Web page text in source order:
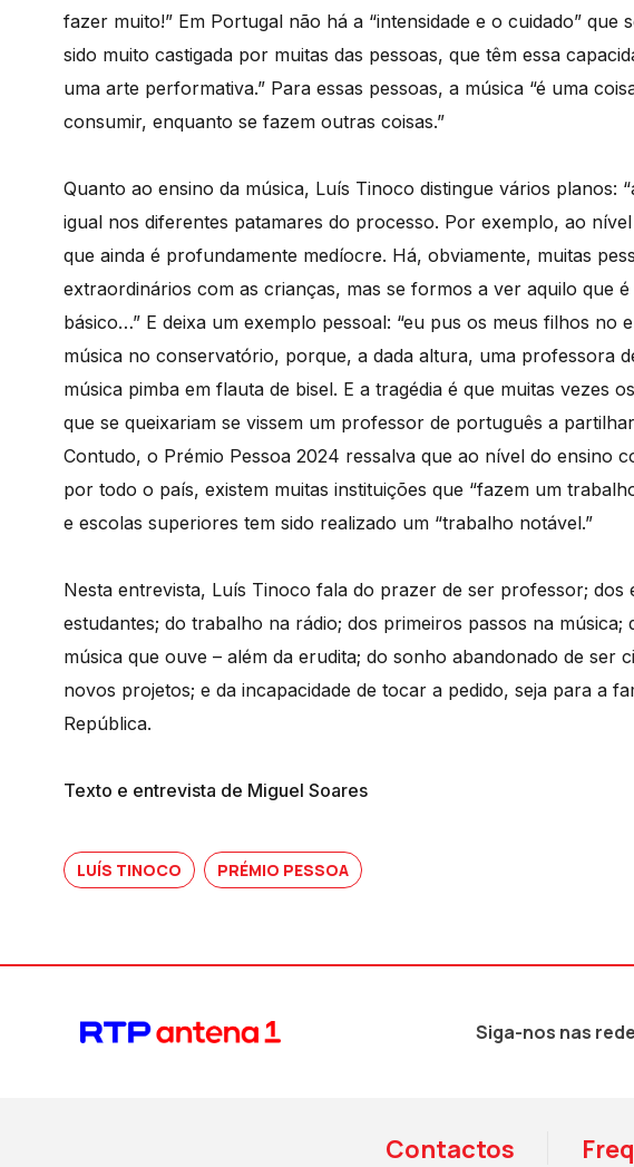
fazer muito!” Em Portugal não há a “intensidade e o cuidado” que
sido muito castigada por muitas das pessoas, que têm essa
uma arte performativa.” Para essas pessoas, a música “é uma
consumir, enquanto se fazem outras coisas.”
Quanto ao ensino da música, Luís Tinoco distingue vários planos:
igual nos diferentes patamares do processo. Por exemplo, ao
que ainda é profundamente medíocre. Há, obviamente, muitas
extraordinários com as crianças, mas se formos a ver aquilo que
básico…” E deixa um exemplo pessoal: “eu pus os meus filhos no
música no conservatório, porque, a dada altura, uma professora
música pimba em flauta de bisel. E a tragédia é que muitas vezes
que se queixariam se vissem um professor de português a
Contudo, o Prémio Pessoa 2024 ressalva que ao nível do ensino
por todo o país, existem muitas instituições que “fazem um
e escolas superiores tem sido realizado um “trabalho notável.”
Nesta entrevista, Luís Tinoco fala do prazer de ser professor; dos
estudantes; do trabalho na rádio; dos primeiros passos na
música que ouve – além da erudita; do sonho abandonado de ser
novos projetos; e da incapacidade de tocar a pedido, seja para a
República.
Texto e entrevista de Miguel Soares
LUÍS TINOCO PRÉMIO PESSOA
Siga-nos nas
Contactos